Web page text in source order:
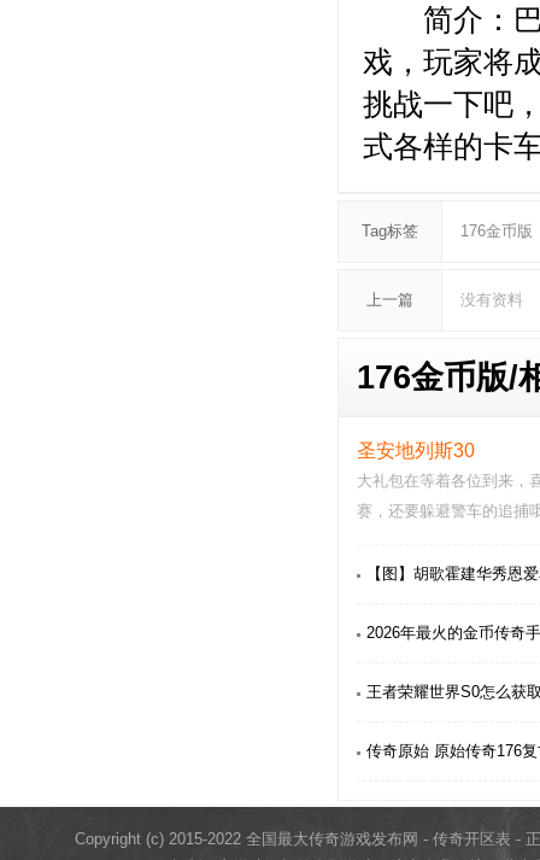
简介：巴
戏，玩家将
挑战一下吧
式各样的卡
Tag标签 176金币版
上一篇 没有资料
176金币版/
圣安地列斯30
大礼包在等着各位到来，
赛，还要躲避警车的追捕
【图】胡歌霍建华秀恩
2026年最火的金币传奇
王者荣耀世界S0怎么获
传奇原始 原始传奇176
Copyright (c) 2015-2022 全国最大传奇游戏发布网 - 传奇开区表 -